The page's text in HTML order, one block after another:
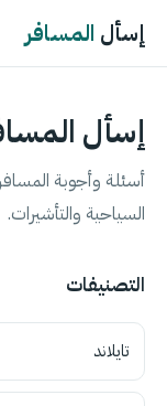
إسأل المسافر
إسأل
أسئلة وأجوبة
السياحية والتأشيرات.
التصنيفات
تايلاند